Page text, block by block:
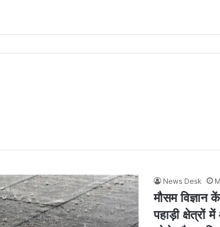
News Desk
मौसम विज्ञान
पहाड़ी